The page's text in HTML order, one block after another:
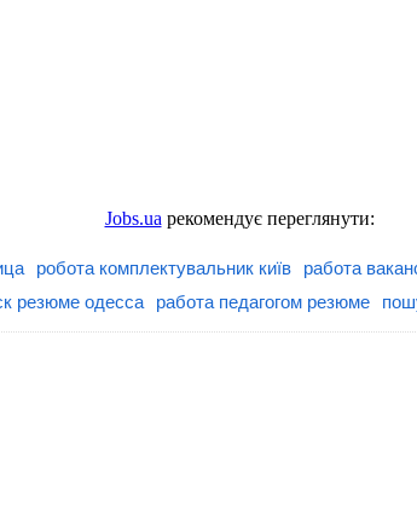
Jobs.ua рекомендує переглянути:
робота комплектувальник київ работа
резюме одесса работа педагогом резюме